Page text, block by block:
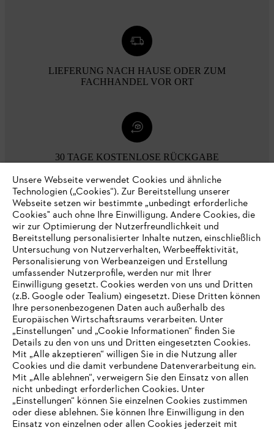
LIEFERUNG NACH HAUSE ODER ZUM
FACHHANDEL VOR ORT
30 TAGE KOSTENLOSE RÜCKGABE
Zahlungsmöglichkeiten
Unternehmen
Online Shop
Service
IHR BROWSER WIRD NICHT
UNTERSTÜTZT
Unsere Webseite verwendet Cookies und ähnliche
Technologien („Cookies“). Zur Bereitstellung unserer
Webseite setzen wir bestimmte „unbedingt erforderliche
Cookies" auch ohne Ihre Einwilligung. Andere Cookies, die
wir zur Optimierung der Nutzerfreundlichkeit und
Bereitstellung personalisierter Inhalte nutzen, einschließlich
Untersuchung von Nutzerverhalten, Werbeeffektivität,
Personalisierung von Werbeanzeigen und Erstellung
umfassender Nutzerprofile, werden nur mit Ihrer
Einwilligung gesetzt. Cookies werden von uns und Dritten
(z.B. Google oder Tealium) eingesetzt. Diese Dritten können
Ihre personenbezogenen Daten auch außerhalb des
Europäischen Wirtschaftsraums verarbeiten. Unter
„Einstellungen" und „Cookie Informationen“ finden Sie
Details zu den von uns und Dritten eingesetzten Cookies.
Mit „Alle akzeptieren“ willigen Sie in die Nutzung aller
Cookies und die damit verbundene Datenverarbeitung ein.
Mit „Alle ablehnen“, verweigern Sie den Einsatz von allen
nicht unbedingt erforderlichen Cookies. Unter
„Einstellungen“ können Sie einzelnen Cookies zustimmen
oder diese ablehnen. Sie können Ihre Einwilligung in den
Einsatz von einzelnen oder allen Cookies jederzeit mit